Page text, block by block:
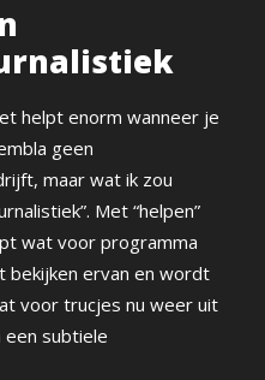
helpt enorm wanneer je
geen
maar wat ik zou
Met “helpen”
wat voor programma
bekijken ervan en wordt
voor trucjes nu weer uit
subtiele